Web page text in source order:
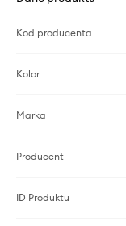
Kod producenta
Kolor
Marka
Producent
ID Produktu